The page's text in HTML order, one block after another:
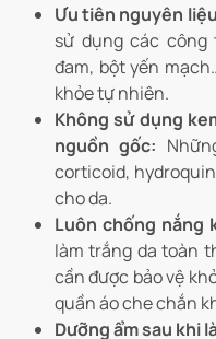
Ưu tiên nguyên
sử dụng các
đam, bột yến
khỏe tự nhiên.
Không sử dụng
nguồn gốc:
corticoid,
cho da.
Luôn chống nắng
làm trắng da toàn
cần được bảo vệ
quần áo che chắn
Dưỡng ẩm sau khi